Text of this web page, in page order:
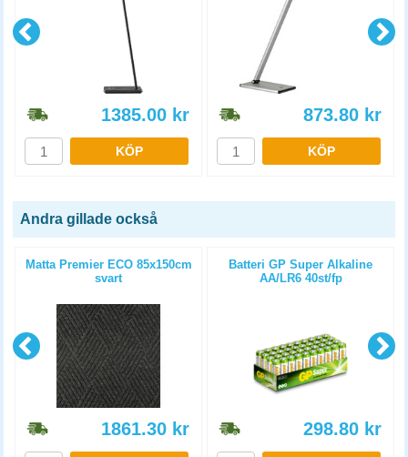
1385.00 kr
KÖP
873.80 kr
KÖP
Andra gillade också
Matta Premier ECO 85x150cm
svart
1861.30 kr
Batteri GP Super Alkaline
AA/LR6 40st/fp
298.80 kr